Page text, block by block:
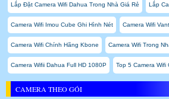
Lắp Đặt Camera Wifi Dahua Trong Nhà Giá Rẻ Lắp
Camera Wifi Imou Cube Ghi Hình Nét Camera Wifi
Camera Wifi Chính Hãng Kbone Camera Wifi Trong
Camera Wifii Dahua Full HD 1080P Top 5 Camera Wifi
CAMERA THEO GÓI